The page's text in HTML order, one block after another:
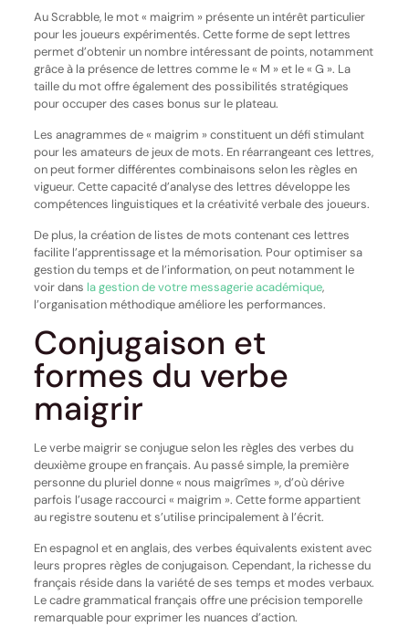
Au Scrabble, le mot « maigrim » présente un intérêt particulier
pour les joueurs expérimentés. Cette forme de sept lettres
permet d’obtenir un nombre intéressant de points, notamment
grâce à la présence de lettres comme le « M » et le « G ». La
taille du mot offre également des possibilités stratégiques
pour occuper des cases bonus sur le plateau.
Les anagrammes de « maigrim » constituent un défi stimulant
pour les amateurs de jeux de mots. En réarrangeant ces lettres,
on peut former différentes combinaisons selon les règles en
vigueur. Cette capacité d’analyse des lettres développe les
compétences linguistiques et la créativité verbale des joueurs.
De plus, la création de listes de mots contenant ces lettres
facilite l’apprentissage et la mémorisation. Pour optimiser sa
gestion du temps et de l’information, on peut notamment le
voir dans la gestion de votre messagerie académique,
l’organisation méthodique améliore les performances.
Conjugaison et
formes du verbe
maigrir
Le verbe maigrir se conjugue selon les règles des verbes du
deuxième groupe en français. Au passé simple, la première
personne du pluriel donne « nous maigrîmes », d’où dérive
parfois l’usage raccourci « maigrim ». Cette forme appartient
au registre soutenu et s’utilise principalement à l’écrit.
En espagnol et en anglais, des verbes équivalents existent avec
leurs propres règles de conjugaison. Cependant, la richesse du
français réside dans la variété de ses temps et modes verbaux.
Le cadre grammatical français offre une précision temporelle
remarquable pour exprimer les nuances d’action.